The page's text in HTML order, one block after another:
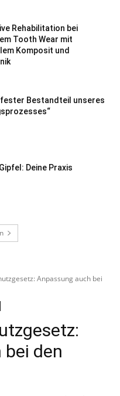
Rehabilitation bei
Tooth Wear mit
Komposit und
fester Bestandteil unseres
Deine Praxis